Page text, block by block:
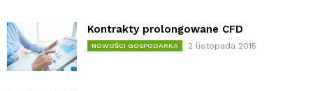
Kontrakty prolongowane CFD
NOWOŚCI GOSPODARKA 2 listopada 2015